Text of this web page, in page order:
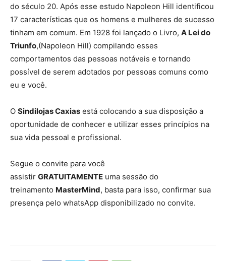
do século 20. Após esse estudo Napoleon Hill identificou
17 características que os homens e mulheres de sucesso
tinham em comum. Em 1928 foi lançado o Livro, A Lei do
Triunfo,(Napoleon Hill) compilando esses
comportamentos das pessoas notáveis e tornando
possível de serem adotados por pessoas comuns como
eu e você.
O Sindilojas Caxias está colocando a sua disposição a
oportunidade de conhecer e utilizar esses princípios na
sua vida pessoal e profissional.
Segue o convite para você
assistir GRATUITAMENTE uma sessão do
treinamento MasterMind, basta para isso, confirmar sua
presença pelo whatsApp disponibilizado no convite.